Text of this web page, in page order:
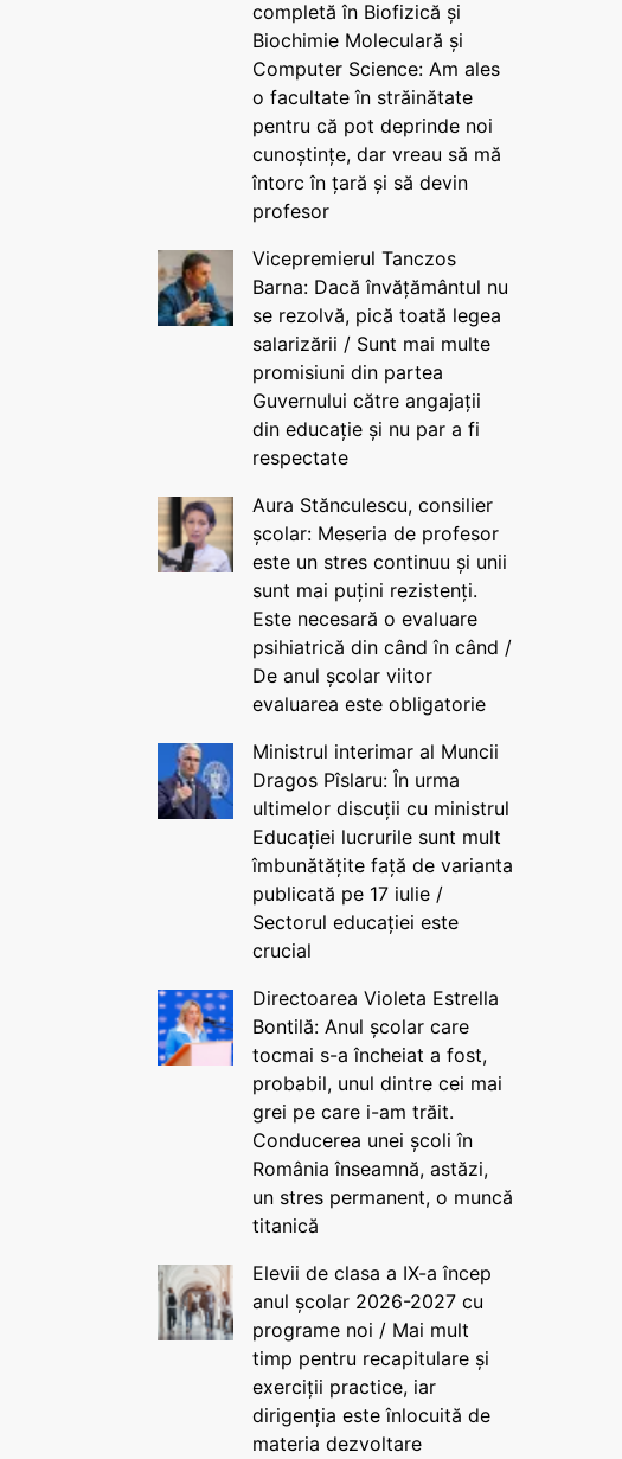
completă în Biofizică și
Biochimie Moleculară și
Computer Science: Am ales
o facultate în străinătate
pentru că pot deprinde noi
cunoștințe, dar vreau să mă
întorc în țară și să devin
profesor
Vicepremierul Tanczos
Barna: Dacă învățământul nu
se rezolvă, pică toată legea
salarizării / Sunt mai multe
promisiuni din partea
Guvernului către angajații
din educație și nu par a fi
respectate
Aura Stănculescu, consilier
școlar: Meseria de profesor
este un stres continuu și unii
sunt mai puțini rezistenți.
Este necesară o evaluare
psihiatrică din când în când /
De anul școlar viitor
evaluarea este obligatorie
Ministrul interimar al Muncii
Dragos Pîslaru: În urma
ultimelor discuții cu ministrul
Educației lucrurile sunt mult
îmbunătățite față de varianta
publicată pe 17 iulie /
Sectorul educației este
crucial
Directoarea Violeta Estrella
Bontilă: Anul școlar care
tocmai s-a încheiat a fost,
probabil, unul dintre cei mai
grei pe care i-am trăit.
Conducerea unei școli în
România înseamnă, astăzi,
un stres permanent, o muncă
titanică
Elevii de clasa a IX-a încep
anul școlar 2026-2027 cu
programe noi / Mai mult
timp pentru recapitulare și
exerciții practice, iar
dirigenția este înlocuită de
materia dezvoltare